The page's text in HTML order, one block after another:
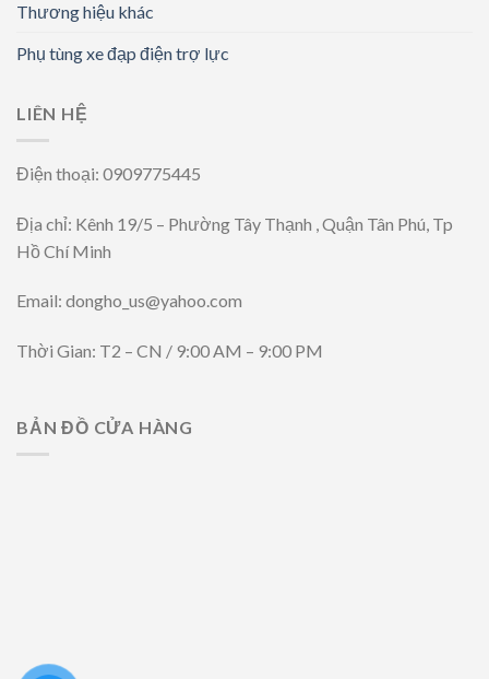
Thương hiệu khác
Phụ tùng xe đạp điện trợ lực
LIÊN HỆ
Điện thoại: 0909775445
Địa chỉ: Kênh 19/5 – Phường Tây Thạnh , Quận Tân Phú, Tp
Hồ Chí Minh
Email: dongho_us@yahoo.com
Thời Gian: T2 – CN / 9:00 AM – 9:00 PM
BẢN ĐỒ CỬA HÀNG